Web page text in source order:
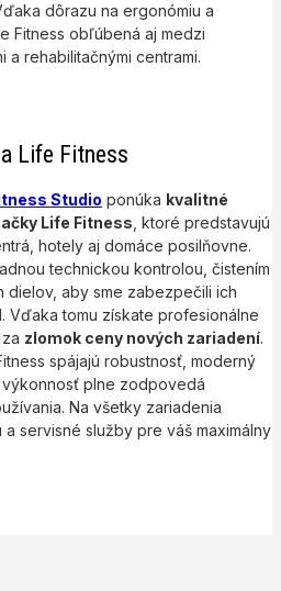
dôrazu na ergonómiu a
Fitness obľúbená aj medzi
rehabilitačnými centrami.
Life Fitness
Studio ponúka kvalitné
Life Fitness , ktoré predstavujú
hotely aj domáce posilňovne.
technickou kontrolou, čistením
aby sme zabezpečili ich
tomu získate profesionálne
zlomok ceny nových zariadení.
spájajú robustnosť, moderný
plne zodpovedá
Na všetky zariadenia
servisné služby pre váš maximálny